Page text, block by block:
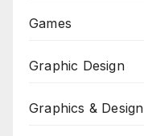
Games
Graphic Design
Graphics & Design